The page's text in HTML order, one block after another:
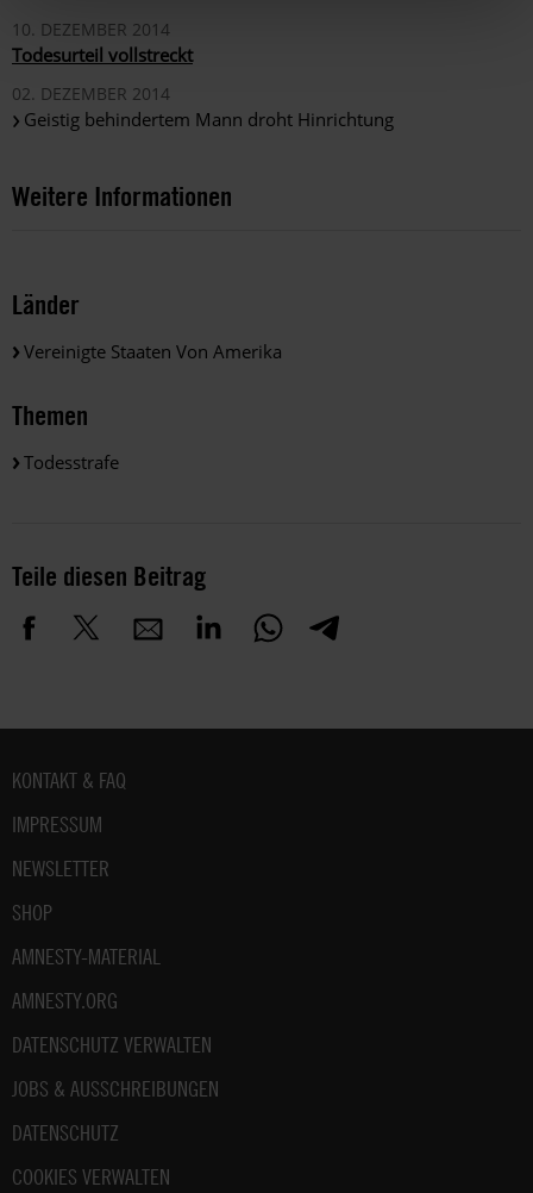
10. DEZEMBER 2014
Todesurteil vollstreckt
02. DEZEMBER 2014
Geistig behindertem Mann droht Hinrichtung
Weitere Informationen
Länder
Vereinigte Staaten Von Amerika
Themen
Todesstrafe
Teile diesen Beitrag
Fußbereich
KONTAKT & FAQ
IMPRESSUM
NEWSLETTER
SHOP
AMNESTY-MATERIAL
AMNESTY.ORG
DATENSCHUTZ VERWALTEN
JOBS & AUSSCHREIBUNGEN
DATENSCHUTZ
COOKIES VERWALTEN